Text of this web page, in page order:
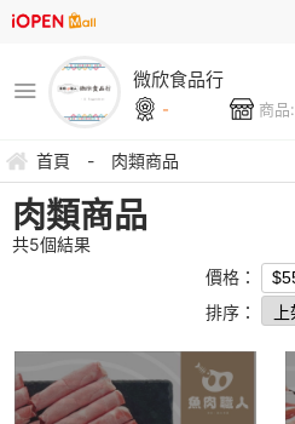
微欣食品行
- 商品:
首頁 - 肉類商品
肉類商品
共5個結果
價格：
排序：